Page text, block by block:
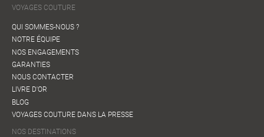
VOYAGES COUTURE
QUI SOMMES-NOUS ?
NOTRE ÉQUIPE
NOS ENGAGEMENTS
GARANTIES
NOUS CONTACTER
LIVRE D'OR
BLOG
VOYAGES COUTURE DANS LA PRESSE
NOS DESTINATIONS